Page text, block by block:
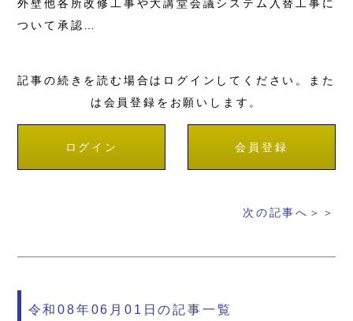
外壁他各所改修工事や大講堂会議システム入替工事に
ついて承認…
記事の続きを読む場合はログインしてください。また
は会員登録をお願いします。
ログイン 会員登録
次の記事へ＞＞
令和08年06月01日の記事一覧